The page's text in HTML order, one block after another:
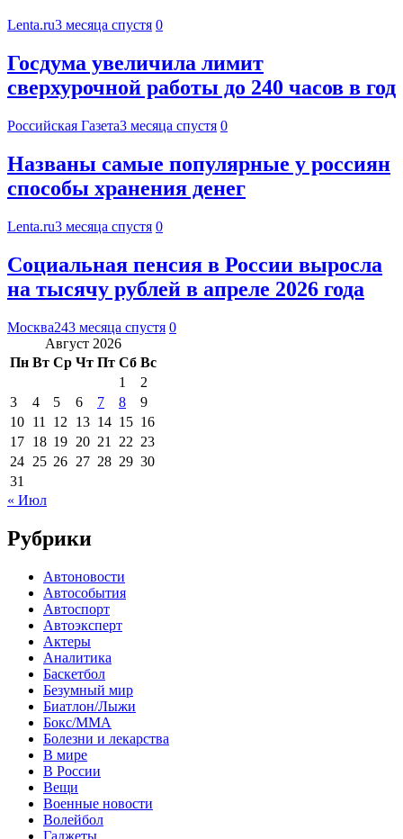
Lenta.ru3 месяца спустя 0
Госдума увеличила лимит
сверхурочной работы до 240 часов в год
Российская Газета3 месяца спустя 0
Названы самые популярные у россиян
способы хранения денег
Lenta.ru3 месяца спустя 0
Социальная пенсия в России выросла
на тысячу рублей в апреле 2026 года
Москва243 месяца спустя 0
Август 2026
Пн Вт Ср Чт Пт Сб Вс
1
2
3
4 5 6 7 8
9
10 11 12 13 14 15 16
17 18 19 20 21 22 23
24 25 26 27 28 29 30
31
« Июл
Рубрики
Автоновости
Автособытия
Автоспорт
Автоэксперт
Актеры
Аналитика
Баскетбол
Безумный мир
Биатлон/Лыжи
Бокс/MMA
Болезни и лекарства
В мире
В России
Вещи
Военные новости
Волейбол
Гаджеты